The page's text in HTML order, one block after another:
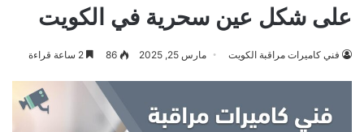
على شكل عين سحرية في الكويت
فني كاميرات مراقبة الكويت مارس 25, 2025 86